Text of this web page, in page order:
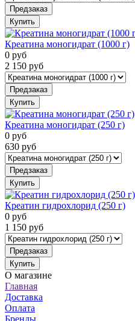
Предзаказ
Купить
Креатина моногидрат (1000 г)
0 руб
2 150 руб
Предзаказ
Купить
Креатина моногидрат (250 г)
0 руб
630 руб
Предзаказ
Купить
Креатин гидрохлорид (250 г)
0 руб
1 150 руб
Предзаказ
Купить
О магазине
Главная
Доставка
Оплата
Бренды